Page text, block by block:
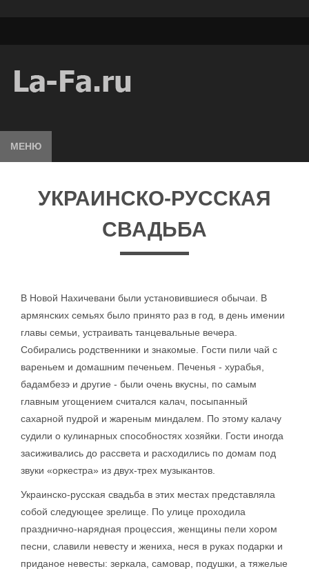
МЕНЮ
УКРАИНСКО-РУССКАЯ
СВАДЬБА
В Новой Нахичевани были установившиеся обычаи. В
армянских семьях было принято раз в год, в день имении
главы семьи, устраивать танцевальные вечера.
Собирались родственники и знакомые. Гости пили чай с
вареньем и домашним печеньем. Печенья - хурабья,
бадамбезэ и другие - были очень вкусны, по самым
главным угощением считался калач, посыпанный
сахарной пудрой и жареным миндалем. По этому калачу
судили о кулинарных способностях хозяйки. Гости иногда
засиживались до рассвета и расходились по домам под
звуки «оркестра» из двух-трех музыкантов.
Украинско-русская свадьба в этих местах представляла
собой следующее зрелище. По улице проходила
празднично-нарядная процессия, женщины пели хором
песни, славили невесту и жениха, неся в руках подарки и
приданое невесты: зеркала, самовар, подушки, а тяжелые